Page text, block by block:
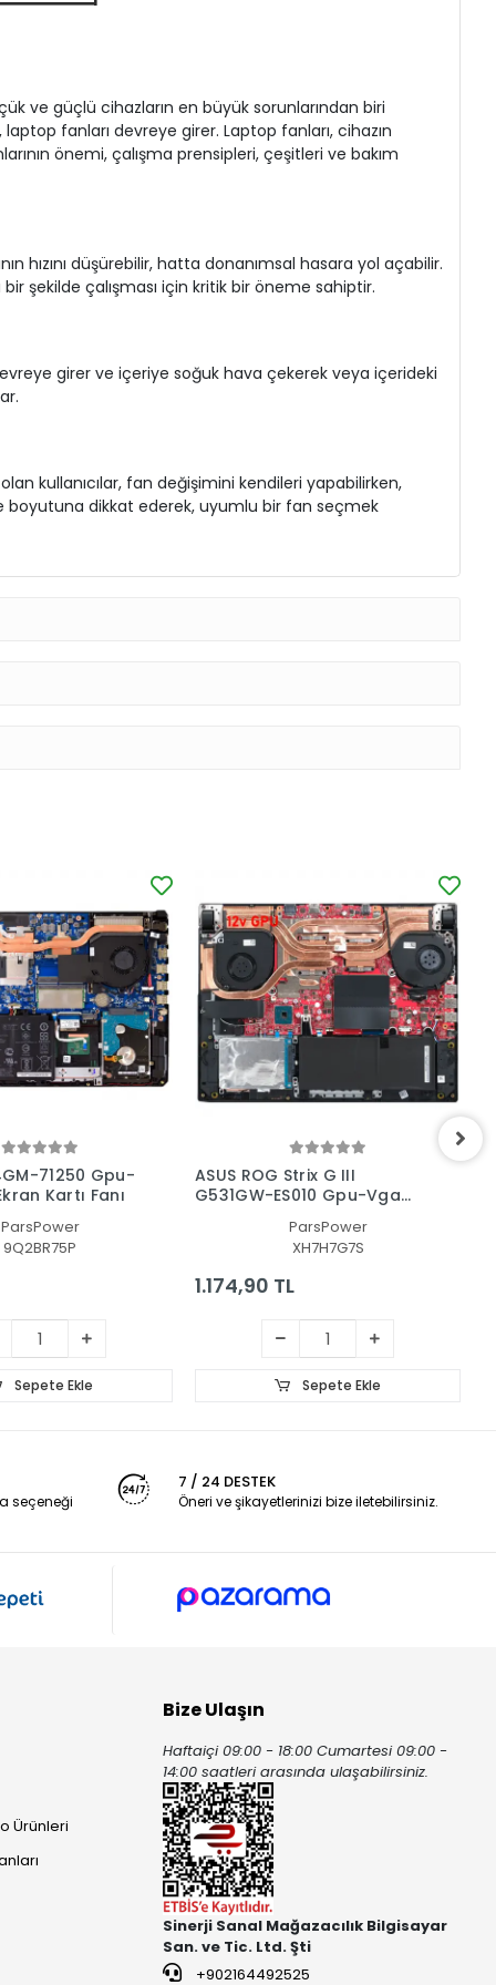
ve güçlü cihazların en büyük sorunlarından biri
fanları devreye girer. Laptop fanları, cihazın
önemi, çalışma prensipleri, çeşitleri ve bakım
hızını düşürebilir, hatta donanımsal hasara yol açabilir.
bir şekilde çalışması için kritik bir öneme sahiptir.
girer ve içeriye soğuk hava çekerek veya içerideki
kullanıcılar, fan değişimini kendileri yapabilirken,
boyutuna dikkat ederek, uyumlu bir fan seçmek
71250 Gpu-
Kartı Fanı
ParsPower
9Q2BR75P
Sepete Ekle
ASUS ROG Strix G III
G531GW-ES010 Gpu-Vga
ParsPower
XH7H7G7S
1.174,90 TL
Sepete Ekle
seçeneği
7 / 24 DESTEK
Öneri ve şikayetlerinizi bize iletebilirsiniz.
Ürünleri
Bize Ulaşın
Haftaiçi 09:00 - 18:00 Cumartesi 09:00 -
14:00 saatleri arasında ulaşabilirsiniz.
Sinerji Sanal Mağazacılık Bilgisayar
San. ve Tic. Ltd. Şti
+902164492525